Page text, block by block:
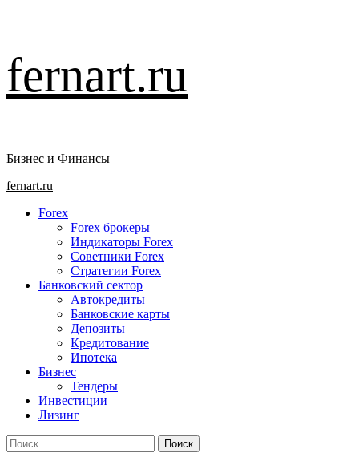
Перейти
к
содержимому
fernart.ru
Бизнес и Финансы
Основное
fernart.ru
Forex
Forex брокеры
Индикаторы Forex
Советники Forex
Стратегии Forex
Банковский сектор
Автокредиты
Банковские карты
Депозиты
Кредитование
Ипотека
Бизнес
Тендеры
Инвестиции
Лизинг
Найти: